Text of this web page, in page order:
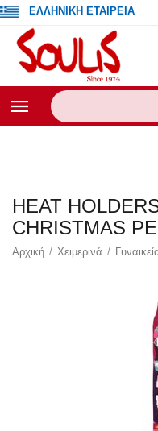
ΕΛΛΗΝΙΚΗ ΕΤΑΙΡΕΙΑ
HEAT
CHRISTMAS
Αρχική / Χειμερινά /